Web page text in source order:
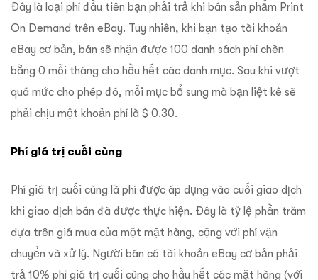
Đây là loại phí đầu tiên bạn phải trả khi bán sản phẩm Print
On Demand trên eBay. Tuy nhiên, khi bạn tạo tài khoản
eBay cơ bản, bán sẽ nhận được 100 danh sách phí chèn
bằng 0 mỗi tháng cho hầu hết các danh mục. Sau khi vượt
quá mức cho phép đó, mỗi mục bổ sung mà bạn liệt kê sẽ
phải chịu một khoản phí là $ 0.30.
Phí giá trị cuối cùng
Phí giá trị cuối cùng là phí được áp dụng vào cuối giao dịch
khi giao dịch bán đã được thực hiện. Đây là tỷ lệ phần trăm
dựa trên giá mua của một mặt hàng, cộng với phí vận
chuyển và xử lý. Người bán có tài khoản eBay cơ bản phải
trả 10% phí giá trị cuối cùng cho hầu hết các mặt hàng (với